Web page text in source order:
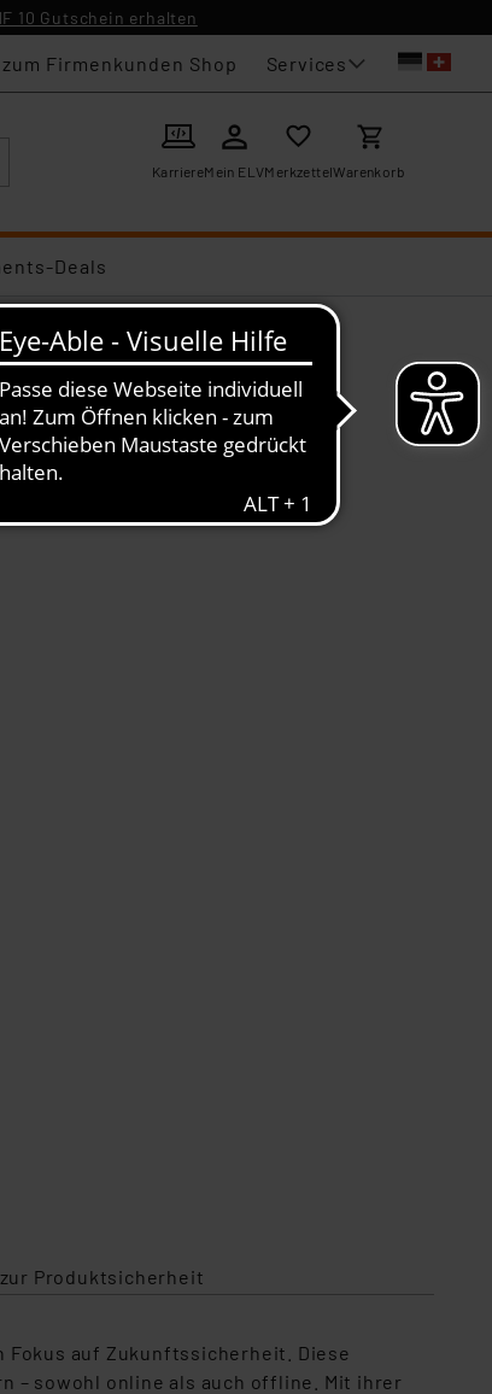
10 Gutschein erhalten
zum Firmenkunden Shop Services
KarriereMein ELVMerkzettelWarenkorb
Deals
Produktsicherheit
Fokus auf Zukunftssicherheit. Diese
– sowohl online als auch offline. Mit ihrer